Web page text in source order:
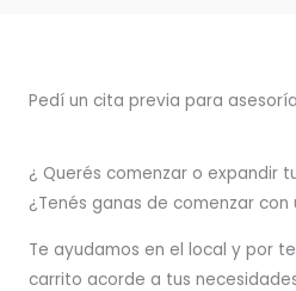
Pedí un cita previa para
¿ Querés comenzar o expandir
¿Tenés ganas de comenzar con
Te ayudamos en el local y por
carrito acorde a tus